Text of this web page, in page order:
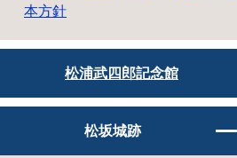
本方針
松浦武四郎記念館
松坂城跡